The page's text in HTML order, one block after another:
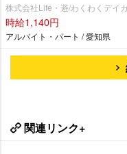
株式会社Life・遊/わくわくデイ
時給1,140円
アルバイト・パート / 愛知県
関連リンク+